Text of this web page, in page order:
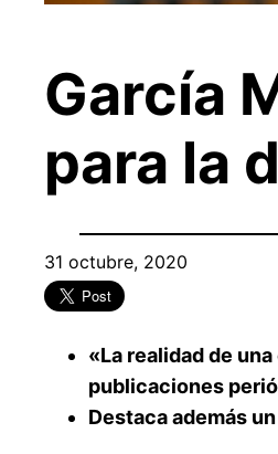
García
para la
31 octubre, 2020
«La realidad de
publicaciones
Destaca además